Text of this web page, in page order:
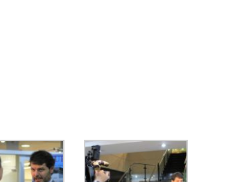
mas todos aqui trabalham no
O que deve nos preocupar são os